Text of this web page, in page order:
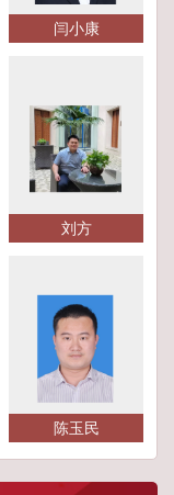
闫小康
刘方
陈玉民